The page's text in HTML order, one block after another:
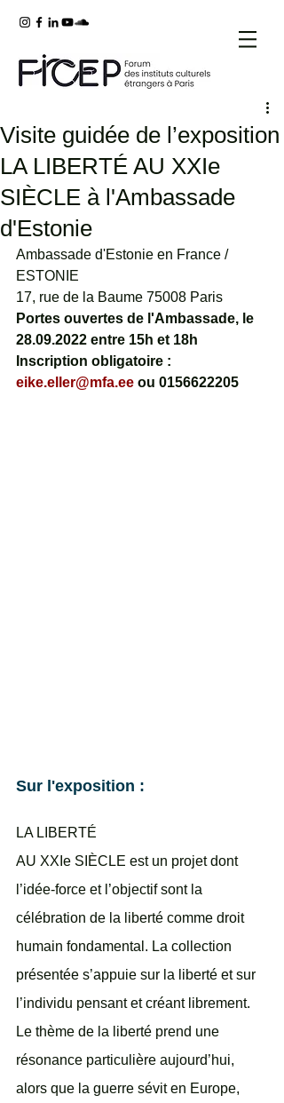
Visite guidée de l’exposition
LA LIBERTÉ AU XXIe
SIÈCLE à l'Ambassade
d'Estonie
Ambassade d'Estonie en France /
ESTONIE
17, rue de la Baume 75008 Paris
Portes ouvertes de l'Ambassade, le
28.09.2022 entre 15h et 18h
Inscription obligatoire :
eike.eller@mfa.ee ou 0156622205
Sur l'exposition :
LA LIBERTÉ
AU XXIe SIÈCLE est un projet dont
l’idée-force et l’objectif sont la
célébration de la liberté comme droit
humain fondamental. La collection
présentée s’appuie sur la liberté et sur
l’individu pensant et créant librement.
Le thème de la liberté prend une
résonance particulière aujourd’hui,
alors que la guerre sévit en Europe,